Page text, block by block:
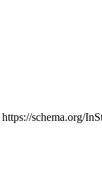
https://schema.org/